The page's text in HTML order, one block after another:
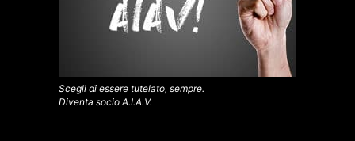
Scegli di essere tutelato, sempre.
Diventa socio A.I.A.V.